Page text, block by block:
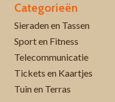
Categorieën
Sieraden en Tassen
Sport en Fitness
Telecommunicatie
Tickets en Kaartjes
Tuin en Terras